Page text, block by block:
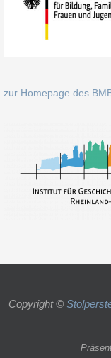
zur Homepage des
Copyright ©